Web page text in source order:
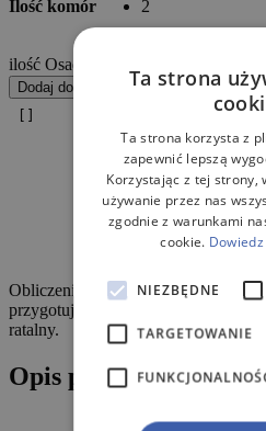
Ilość komór
2
ilość Osadnik gnilny METRIA EKO
Dodaj do koszyka
Obliczenia w kalkulatorze są
przygotuje dla Ciebie ostateczną
ratalny.
Opis produktu
Ta strona
Ta strona korzysta z
zapewnić lepszą
Korzystając z tej strony,
używanie przez nas
zgodnie z warunkami
cookie.
NIEZBĘDNE
TARGETOWANIE